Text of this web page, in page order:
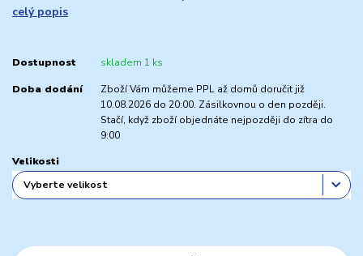
celý popis
Dostupnost skladem 1 ks
Doba dodání
Zboží Vám můžeme PPL až domů doručit již
10.08.2026 do 20:00. Zásilkovnou o den později.
Stačí, když zboží objednáte nejpozději do zítra do
9:00
Velikosti